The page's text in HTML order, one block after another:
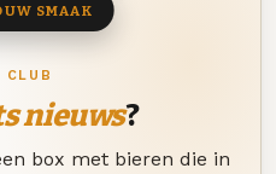
CLUB
nieuws?
box met bieren die in
SMAAK